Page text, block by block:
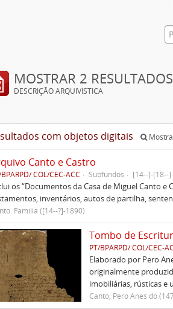
MOSTRAR 2 RESULTADOS
DESCRIÇÃO ARQUIVÍSTICA
com objetos digitais
Canto e Castro
COL/CEC-ACC Subfundos [14--]-[18--]
os “Documentos da Casa de Miguel Canto
inventários, autos de partilha,
Família ([14--?]-1890)
Tombo de
PT/BPARPD/ COL/CEC-
Elaborado por Pero
originalmente
imobiliárias, rústicas e
Canto, Pero Anes do